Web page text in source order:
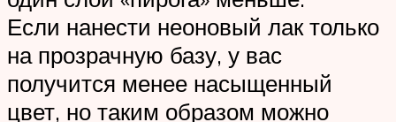
Если нанести неоновый лак только
на прозрачную базу, у вас
получится менее насыщенный
цвет, но таким образом можно